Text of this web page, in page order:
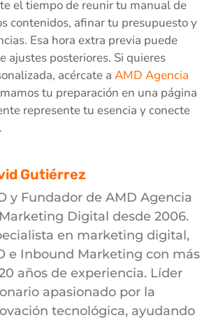
el tiempo de reunir tu manual de
contenidos, afinar tu presupuesto y
Esa hora extra previa puede
ajustes posteriores. Si quieres
acércate a AMD Agencia
tu preparación en una página
represente tu esencia y conecte
Gutiérrez
y Fundador de AMD Agencia
Digital desde 2006.
en marketing digital,
e Inbound Marketing con más
años de experiencia. Líder
apasionado por la
tecnológica, ayudando